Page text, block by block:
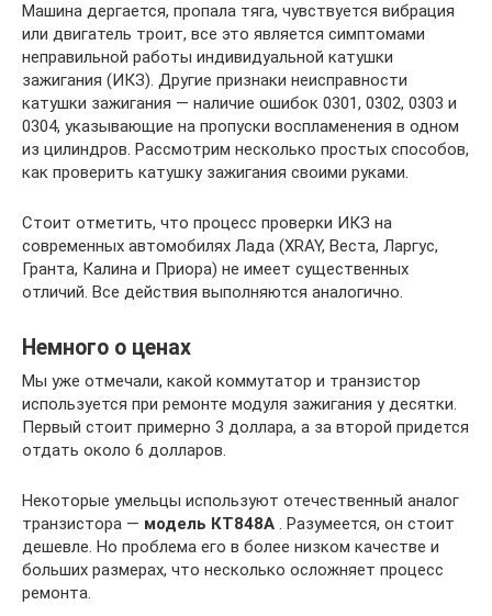
Машина дергается, пропала тяга, чувствуется вибрация
или двигатель троит, все это является симптомами
неправильной работы индивидуальной катушки
зажигания (ИКЗ). Другие признаки неисправности
катушки зажигания — наличие ошибок 0301, 0302, 0303 и
0304, указывающие на пропуски воспламенения в одном
из цилиндров. Рассмотрим несколько простых способов,
как проверить катушку зажигания своими руками.
Стоит отметить, что процесс проверки ИКЗ на
современных автомобилях Лада (XRAY, Веста, Ларгус,
Гранта, Калина и Приора) не имеет существенных
отличий. Все действия выполняются аналогично.
Немного о ценах
Мы уже отмечали, какой коммутатор и транзистор
используется при ремонте модуля зажигания у десятки.
Первый стоит примерно 3 доллара, а за второй придется
отдать около 6 долларов.
Некоторые умельцы используют отечественный аналог
транзистора — модель КТ848А . Разумеется, он стоит
дешевле. Но проблема его в более низком качестве и
больших размерах, что несколько осложняет процесс
ремонта.